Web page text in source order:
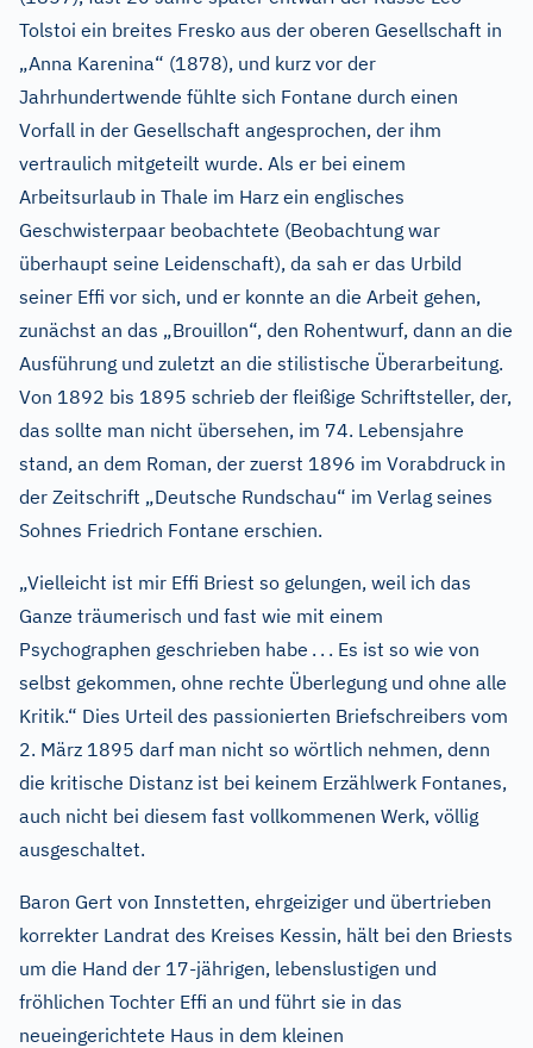
Tolstoi ein breites Fresko aus der oberen Gesellschaft in
„Anna Karenina“ (1878), und kurz vor der
Jahrhundertwende fühlte sich Fontane durch einen
Vorfall in der Gesellschaft angesprochen, der ihm
vertraulich mitgeteilt wurde. Als er bei einem
Arbeitsurlaub in Thale im Harz ein englisches
Geschwisterpaar beobachtete (Beobachtung war
überhaupt seine Leidenschaft), da sah er das Urbild
seiner Effi vor sich, und er konnte an die Arbeit gehen,
zunächst an das „Brouillon“, den Rohentwurf, dann an die
Ausführung und zuletzt an die stilistische Überarbeitung.
Von 1892 bis 1895 schrieb der fleißige Schriftsteller, der,
das sollte man nicht übersehen, im 74. Lebensjahre
stand, an dem Roman, der zuerst 1896 im Vorabdruck in
der Zeitschrift „Deutsche Rundschau“ im Verlag seines
Sohnes Friedrich Fontane erschien.
„Vielleicht ist mir Effi Briest so gelungen, weil ich das
Ganze träumerisch und fast wie mit einem
Psychographen geschrieben habe . . . Es ist so wie von
selbst gekommen, ohne rechte Überlegung und ohne alle
Kritik.“ Dies Urteil des passionierten Briefschreibers vom
2. März 1895 darf man nicht so wörtlich nehmen, denn
die kritische Distanz ist bei keinem Erzählwerk Fontanes,
auch nicht bei diesem fast vollkommenen Werk, völlig
ausgeschaltet.
Baron Gert von Innstetten, ehrgeiziger und übertrieben
korrekter Landrat des Kreises Kessin, hält bei den Briests
um die Hand der 17-jährigen, lebenslustigen und
fröhlichen Tochter Effi an und führt sie in das
neueingerichtete Haus in dem kleinen